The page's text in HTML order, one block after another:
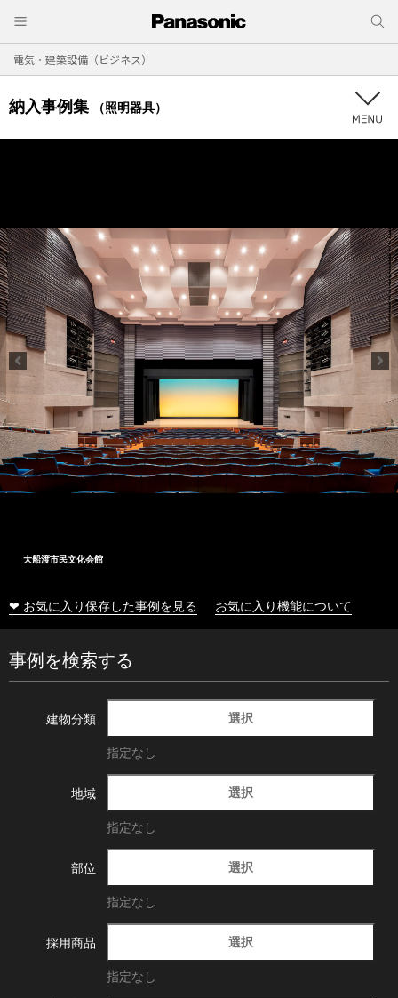
電気・建築設備（ビジネス）
納入事例集 （照明器具）
十和田市総合体育センター
❤ お気に入り保存した事例を見る お気に入り機能について
事例を検索する
建物分類 選択
指定なし
地域 選択
指定なし
部位 選択
指定なし
採用商品 選択
指定なし